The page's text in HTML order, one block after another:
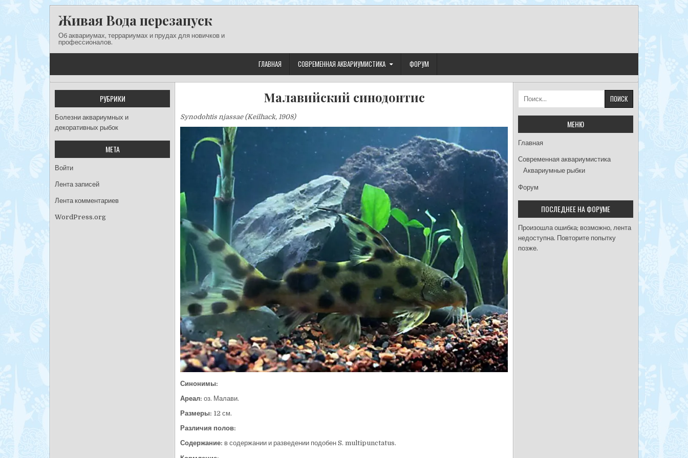
Перейти к содержимому
Живая Вода перезапуск
Об аквариумах, террариумах и прудах для новичков и
профессионалов.
ГЛАВНАЯ СОВРЕМЕННАЯ АКВАРИУМИСТИКА ФОРУМ
Малавийский синодонтис
Synodohtis njassae (Keilhack, 1908)
Синонимы:
Ареал: оз. Малави.
Размеры: 12 см.
Различия полов:
Содержание: в содержании и разведении подобен S. multipunctatus.
РУБРИКИ
Болезни аквариумных и
декоративных рыбок
МЕТА
Войти
Лента записей
Лента комментариев
WordPress.org
Найти:
МЕНЮ
Главная
Современная аквариумистика
Аквариумные рыбки
Форум
ПОСЛЕДНЕЕ НА ФОРУМЕ
Произошла ошибка; возможно, лента
недоступна. Повторите попытку
позже.